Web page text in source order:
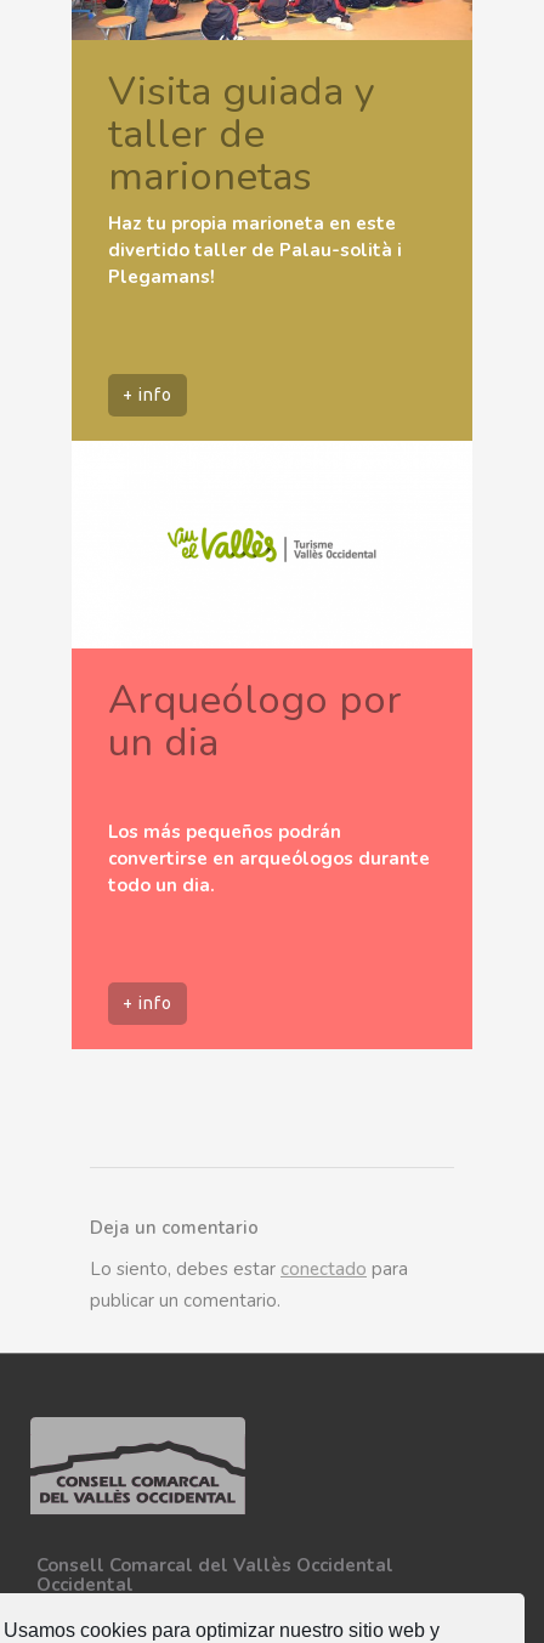
Usamos cookies para optimizar nuestro sitio web y
Visita guiada y
taller de
marionetas
Haz tu propia marioneta en este
divertido taller de Palau-solità i
Plegamans!
+ info
Arqueólogo por
un dia
Los más pequeños podrán
convertirse en arqueólogos durante
todo un dia.
+ info
Deja un comentario
Lo siento, debes estar conectado para
publicar un comentario.
Consell Comarcal del Vallès Occidental
Occidental
08227 - Terrassa